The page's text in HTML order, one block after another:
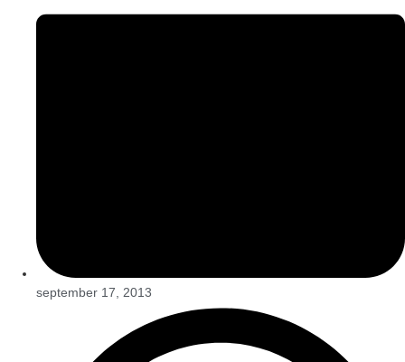
september 17, 2013